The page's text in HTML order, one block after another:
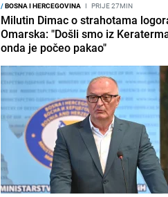
/BOSNA I HERCEGOVINA I PRIJE 27MIN
Milutin Dimac o strahotama
Omarska: "Došli smo iz
onda je počeo pakao"